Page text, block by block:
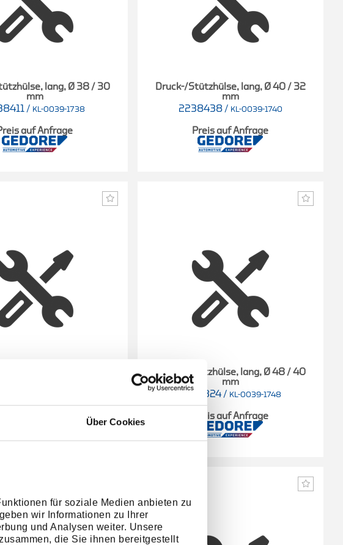
Über Cookies
für soziale Medien anbieten zu
wir Informationen zu Ihrer
und Analysen weiter. Unsere
die Sie ihnen bereitgestellt
lang, Ø 38 / 30
mm
/ KL-0039-1738
auf Anfrage
Druck-/Stützhülse, lang, Ø 40 / 32
mm
2238438 / KL-0039-1740
Preis auf Anfrage
Druck-/Stützhülse, lang, Ø 48 / 40
mm
1989324 / KL-0039-1748
Preis auf Anfrage